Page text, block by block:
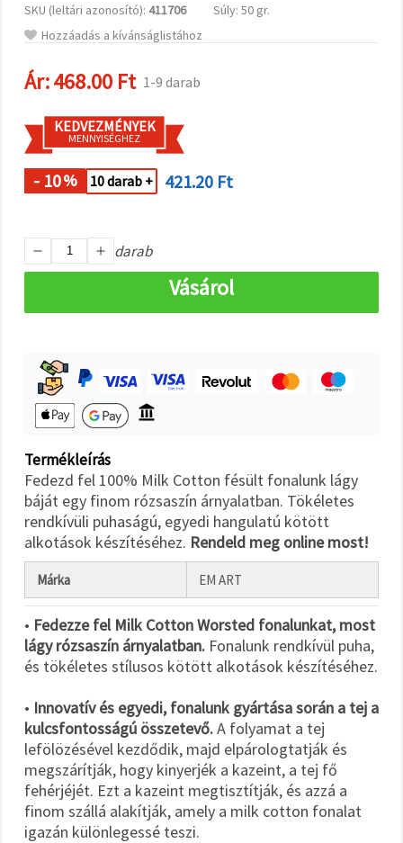
kattintva
elfogadhatja
az összes
Beállításokban
preferenciáit
az adott
típusú sütik
"Mentés"
Fogadja
SKU (leltári azonosító): 411706
Súly: 50 gr.
Hozzáadás a kívánságlistához
Ár:468.00 Ft 1-9 darab
KEDVEZMÉNYEK
MENNYISÉGHEZ
- 10% 10 darab + 421.20 Ft
darab
Vásárol
Termékleírás
Fedezd fel 100% Milk Cotton fésült fonalunk lágy
báját egy finom rózsaszín árnyalatban. Tökéletes
rendkívüli puhaságú, egyedi hangulatú kötött
alkotások készítéséhez. Rendeld meg online most!
Márka EM ART
• Fedezze fel Milk Cotton Worsted fonalunkat, most
lágy rózsaszín árnyalatban. Fonalunk rendkívül puha,
és tökéletes stílusos kötött alkotások készítéséhez.
• Innovatív és egyedi, fonalunk gyártása során a tej a
kulcsfontosságú összetevő.A folyamat a tej
lefölözésével kezdődik, majd elpárologtatják és
megszárítják, hogy kinyerjék a kazeint, a tej fő
fehérjéjét. Ezt a kazeint megtisztítják, és azzá a
finom szállá alakítják, amely a milk cotton fonalat
igazán különlegessé teszi.